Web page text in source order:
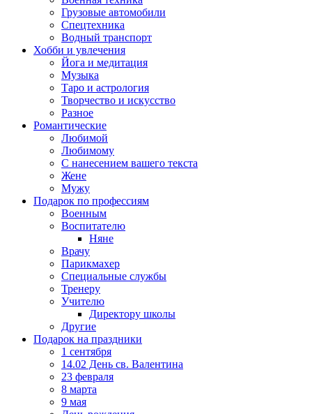
Грузовые автомобили
Спецтехника
Водный транспорт
Хобби и увлечения
Йога и медитация
Музыка
Таро и астрология
Творчество и искусство
Разное
Романтические
Любимой
Любимому
С нанесением вашего текста
Жене
Мужу
Подарок по профессиям
Военным
Воспитателю
Няне
Врачу
Парикмахер
Специальные службы
Тренеру
Учителю
Директору школы
Другие
Подарок на праздники
1 сентября
14.02 День св. Валентина
23 февраля
8 марта
9 мая